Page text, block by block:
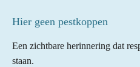
Hier geen pestkoppen
Een zichtbare herinnering dat
staan.